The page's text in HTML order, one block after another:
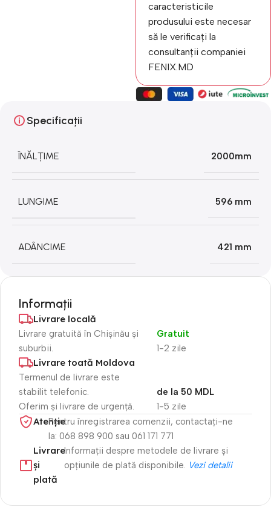
caracteristicile
produsului este necesar
să le verificați la
consultanții companiei
FENIX.MD
Specificații
ÎNĂLȚIME 2000mm
LUNGIME 596 mm
ADÂNCIME 421 mm
Informații
Livrare locală
Livrare gratuită în Chișinău și
suburbii.
1-2 zile
Gratuit
Livrare toată Moldova
Termenul de livrare este
stabilit telefonic.
Oferim și livrare de urgență.
1-5 zile
de la 50 MDL
Atenție​Pentru înregistrarea comenzii, contactați-ne
la: 068 898 900 sau 061 171 771
Livrare
și
plată
Informații despre metodele de livrare și
opțiunile de plată disponibile. Vezi detalii